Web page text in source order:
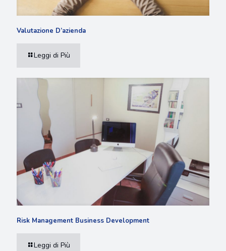
Valutazione D’azienda
Leggi di Più
Risk Management Business Development
Leggi di Più